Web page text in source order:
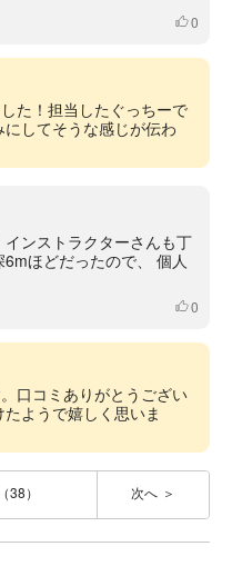
いいね
0
た！担当したぐっちーで
してそうな感じが伝わ
ンストラクターさんも丁
ほどだったので、 個人
いいね
0
口コミありがとうござい
ようで嬉しく思いま
38） 次へ